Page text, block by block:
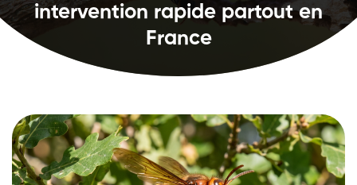
intervention rapide partout en
France